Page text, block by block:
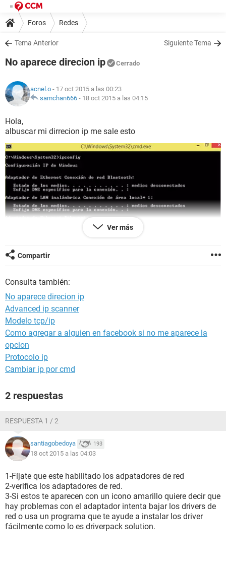
Foros Redes
Tema Anterior Siguiente Tema
No aparece direcion ip Cerrado
acnel.o - 17 oct 2015 a las 00:23
samchan666 - 18 oct 2015 a las 04:15
Hola,
albuscar mi dirrecion ip me sale esto
Ver más
Compartir
Consulta también:
No aparece direcion ip
Advanced ip scanner
Modelo tcp/ip
Como agregar a alguien en facebook si no me aparece la
opcion
Protocolo ip
Cambiar ip por cmd
2 respuestas
RESPUESTA 1 / 2
santiagobedoya 193
18 oct 2015 a las 04:03
1-Fíjate que este habilitado los adpatadores de red
2-verifica los adaptadores de red.
3-Si estos te aparecen con un icono amarillo quiere decir que
hay problemas con el adaptador intenta bajar los drivers de
red o usa un programa que te ayude a instalar los driver
fácilmente como lo es driverpack solution.